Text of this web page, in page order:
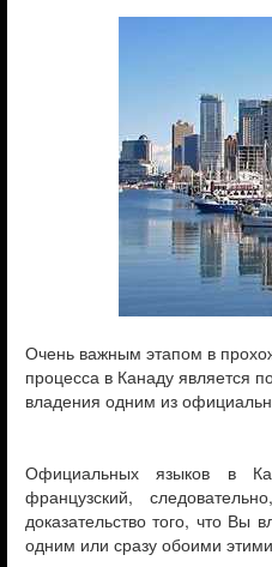
Очень важным этапом в
процесса в Канаду является
владения одним из
Официальных языков в
французский,
доказательство того, что Вы
одним или сразу обоими